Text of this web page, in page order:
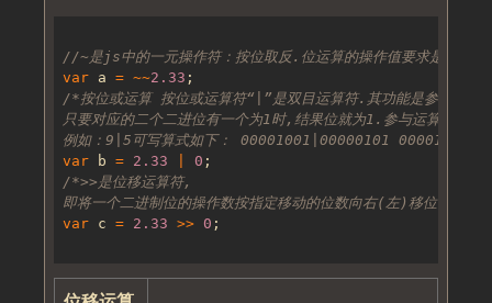
var a = ~~2.33
例如：9|5可写算式如下： 00001001|00000101 00001101
var b = 2.33 0
即将一个二进制位的操作数按指定移动的位数向右(左)移位,移出
var c = 2.33 >> 0